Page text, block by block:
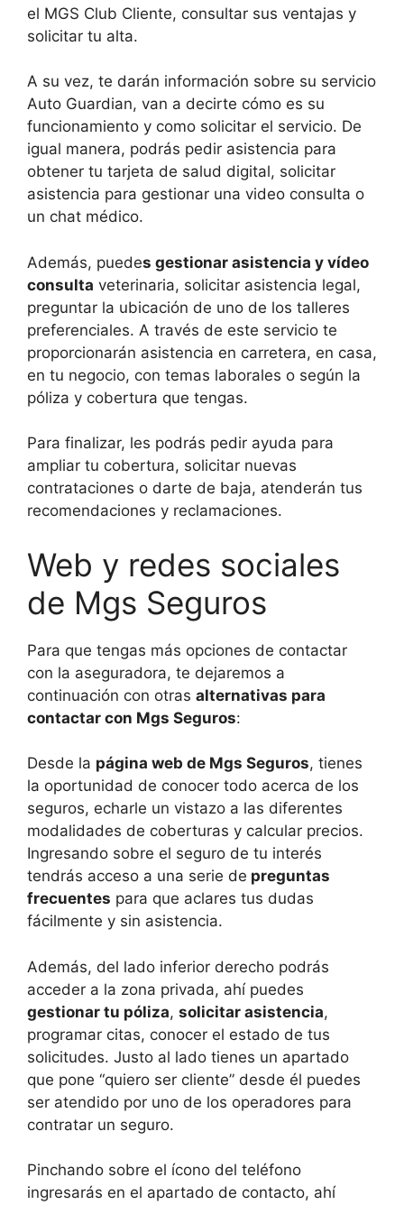
el MGS Club Cliente, consultar sus ventajas y
solicitar tu alta.
A su vez, te darán información sobre su servicio
Auto Guardian, van a decirte cómo es su
funcionamiento y como solicitar el servicio. De
igual manera, podrás pedir asistencia para
obtener tu tarjeta de salud digital, solicitar
asistencia para gestionar una video consulta o
un chat médico.
Además, puedes gestionar asistencia y vídeo
consulta veterinaria, solicitar asistencia legal,
preguntar la ubicación de uno de los talleres
preferenciales. A través de este servicio te
proporcionarán asistencia en carretera, en casa,
en tu negocio, con temas laborales o según la
póliza y cobertura que tengas.
Para finalizar, les podrás pedir ayuda para
ampliar tu cobertura, solicitar nuevas
contrataciones o darte de baja, atenderán tus
recomendaciones y reclamaciones.
Web y redes sociales
de Mgs Seguros
Para que tengas más opciones de contactar
con la aseguradora, te dejaremos a
continuación con otras alternativas para
contactar con Mgs Seguros:
Desde la página web de Mgs Seguros, tienes
la oportunidad de conocer todo acerca de los
seguros, echarle un vistazo a las diferentes
modalidades de coberturas y calcular precios.
Ingresando sobre el seguro de tu interés
tendrás acceso a una serie de preguntas
frecuentes para que aclares tus dudas
fácilmente y sin asistencia.
Además, del lado inferior derecho podrás
acceder a la zona privada, ahí puedes
gestionar tu póliza, solicitar asistencia,
programar citas, conocer el estado de tus
solicitudes. Justo al lado tienes un apartado
que pone “quiero ser cliente” desde él puedes
ser atendido por uno de los operadores para
contratar un seguro.
Pinchando sobre el ícono del teléfono
ingresarás en el apartado de contacto, ahí